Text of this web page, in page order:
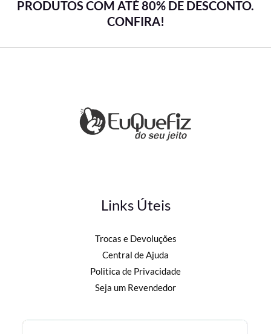
PRODUTOS COM ATÉ 80% DE DESCONTO.
CONFIRA!
Links Úteis
Trocas e Devoluções
Central de Ajuda
Politica de Privacidade
Seja um Revendedor